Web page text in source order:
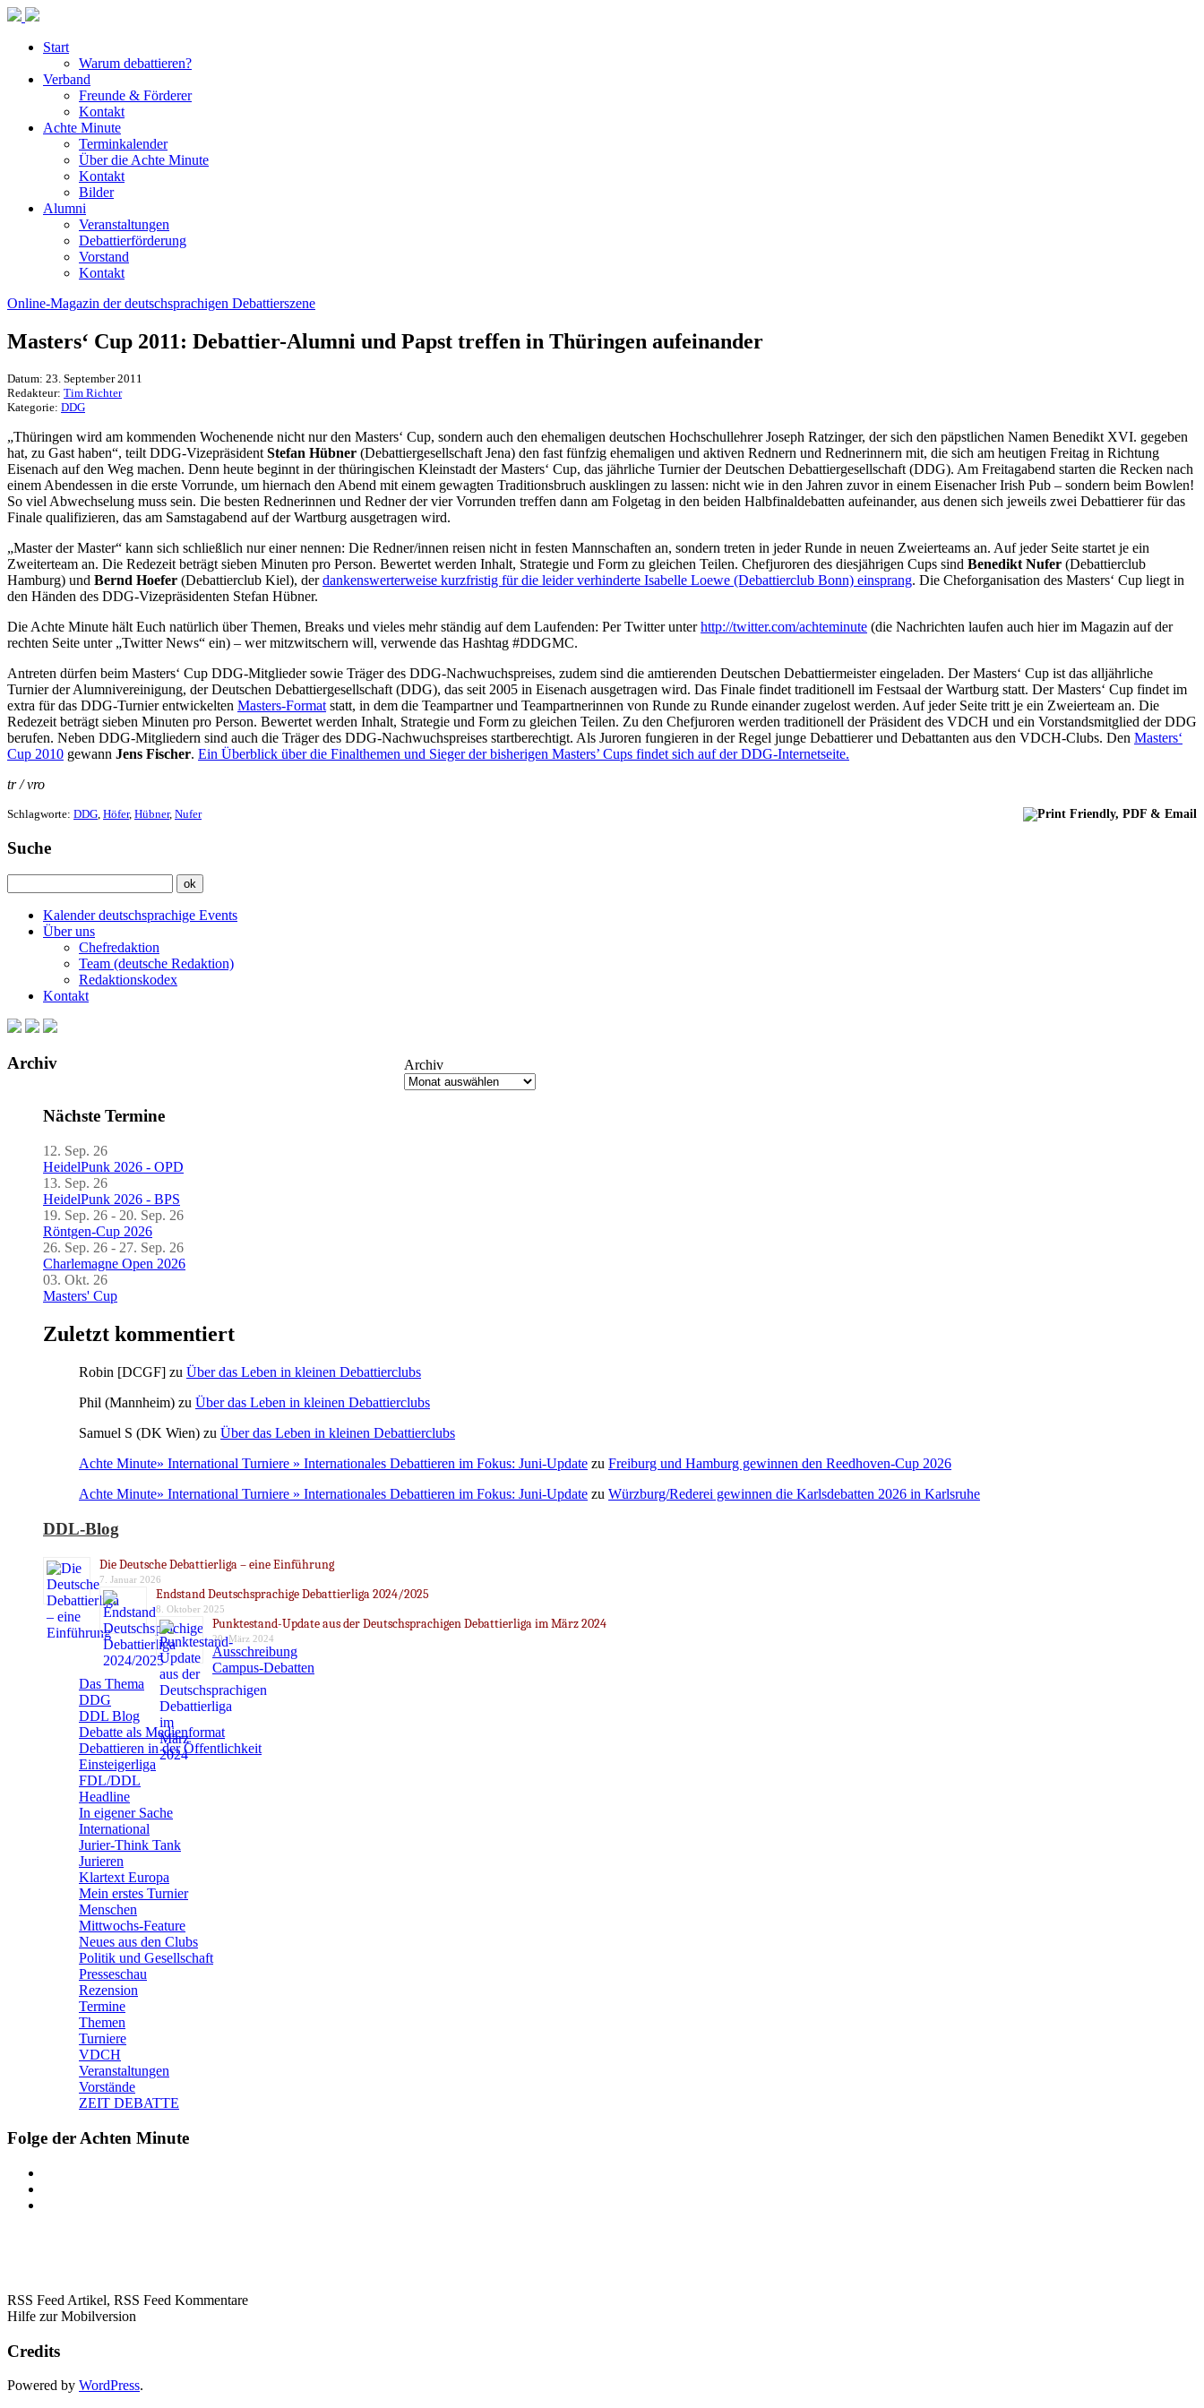
Start
Warum debattieren?
Verband
Freunde & Förderer
Kontakt
Achte Minute
Terminkalender
Über die Achte Minute
Kontakt
Bilder
Alumni
Veranstaltungen
Debattierförderung
Vorstand
Kontakt
Online-Magazin der deutschsprachigen Debattierszene
Masters‘ Cup 2011: Debattier-Alumni und Papst treffen in Thüringen aufeinander
Datum: 23. September 2011
Redakteur: Tim Richter
Kategorie: DDG
„Thüringen wird am kommenden Wochenende nicht nur den Masters‘ Cup, sondern auch den ehemaligen deutschen Hochschullehrer Joseph Ratzinger, der sich den päpstlichen Namen Benedikt XVI. gegeben
hat, zu Gast haben“, teilt DDG-Vizepräsident Stefan Hübner (Debattiergesellschaft Jena) den fast fünfzig ehemaligen und aktiven Rednern und Rednerinnern mit, die sich am heutigen Freitag in Richtung
Eisenach auf den Weg machen. Denn heute beginnt in der thüringischen Kleinstadt der Masters‘ Cup, das jährliche Turnier der Deutschen Debattiergesellschaft (DDG). Am Freitagabend starten die Recken nach
einem Abendessen in die erste Vorrunde, um hiernach den Abend mit einem gewagten Traditionsbruch ausklingen zu lassen: nicht wie in den Jahren zuvor in einem Eisenacher Irish Pub – sondern beim Bowlen!
So viel Abwechselung muss sein. Die besten Rednerinnen und Redner der vier Vorrunden treffen dann am Folgetag in den beiden Halbfinaldebatten aufeinander, aus denen sich jeweils zwei Debattierer für das
Finale qualifizieren, das am Samstagabend auf der Wartburg ausgetragen wird.
„Master der Master“ kann sich schließlich nur einer nennen: Die Redner/innen reisen nicht in festen Mannschaften an, sondern treten in jeder Runde in neuen Zweierteams an. Auf jeder Seite startet je ein
Zweiterteam an. Die Redezeit beträgt sieben Minuten pro Person. Bewertet werden Inhalt, Strategie und Form zu gleichen Teilen. Chefjuroren des diesjährigen Cups sind Benedikt Nufer (Debattierclub
Hamburg) und Bernd Hoefer (Debattierclub Kiel), derdankenswerterweise kurzfristig für die leider verhinderte Isabelle Loewe (Debattierclub Bonn) einsprang. Die Cheforganisation des Masters‘ Cup liegt in
den Händen des DDG-Vizepräsidenten Stefan Hübner.
Die Achte Minute hält Euch natürlich über Themen, Breaks und vieles mehr ständig auf dem Laufenden: Per Twitter unterhttp://twitter.com/achteminute (die Nachrichten laufen auch hier im Magazin auf der
rechten Seite unter „Twitter News“ ein) – wer mitzwitschern will, verwende das Hashtag #DDGMC.
Antreten dürfen beim Masters‘ Cup DDG-Mitglieder sowie Träger des DDG-Nachwuchspreises, zudem sind die amtierenden Deutschen Debattiermeister eingeladen. Der Masters‘ Cup ist das alljährliche
Turnier der Alumnivereinigung, der Deutschen Debattiergesellschaft (DDG), das seit 2005 in Eisenach ausgetragen wird. Das Finale findet traditionell im Festsaal der Wartburg statt. Der Masters‘ Cup findet im
extra für das DDG-Turnier entwickelten Masters-Format statt, in dem die Teampartner und Teampartnerinnen von Runde zu Runde einander zugelost werden. Auf jeder Seite tritt je ein Zweierteam an. Die
Redezeit beträgt sieben Minuten pro Person. Bewertet werden Inhalt, Strategie und Form zu gleichen Teilen. Zu den Chefjuroren werden traditionell der Präsident des VDCH und ein Vorstandsmitglied der DDG
berufen. Neben DDG-Mitgliedern sind auch die Träger des DDG-Nachwuchspreises startberechtigt. Als Juroren fungieren in der Regel junge Debattierer und Debattanten aus den VDCH-Clubs. Den Masters‘
Cup 2010 gewann Jens Fischer. Ein Überblick über die Finalthemen und Sieger der bisherigen Masters’ Cups findet sich auf der DDG-Internetseite.
tr / vro
Schlagworte: DDG Höfer, Hübner, Nufer
Suche
Kalender deutschsprachige Events
Über uns
Chefredaktion
Team (deutsche Redaktion)
Redaktionskodex
Kontakt
Archiv Archiv
Nächste Termine
12. Sep. 26
HeidelPunk 2026 - OPD
13. Sep. 26
HeidelPunk 2026 - BPS
19. Sep. 26 - 20. Sep. 26
Röntgen-Cup 2026
26. Sep. 26 - 27. Sep. 26
Charlemagne Open 2026
03. Okt. 26
Masters' Cup
Zuletzt kommentiert
Robin [DCGF] zu Über das Leben in kleinen Debattierclubs
Phil (Mannheim) zu Über das Leben in kleinen Debattierclubs
Samuel S (DK Wien) zu Über das Leben in kleinen Debattierclubs
Achte Minute» International Turniere » Internationales Debattieren im Fokus: Juni-Update zu Freiburg und Hamburg gewinnen den Reedhoven-Cup 2026
Achte Minute» International Turniere » Internationales Debattieren im Fokus: Juni-Update zu Würzburg/Rederei gewinnen die Karlsdebatten 2026 in Karlsruhe
DDL-Blog
Die Deutsche Debattierliga – eine Einführung
7. Januar 2026
Endstand Deutschsprachige Debattierliga 2024/2025
8. Oktober 2025
Punktestand-Update aus der Deutschsprachigen Debattierliga im März 2024
20. März 2024
Ausschreibung
Campus-Debatten
Das Thema
DDG
DDL Blog
Debatte als Medienformat
Debattieren in der Öffentlichkeit
Einsteigerliga
FDL/DDL
Headline
In eigener Sache
International
Jurier-Think Tank
Jurieren
Klartext Europa
Mein erstes Turnier
Menschen
Mittwochs-Feature
Neues aus den Clubs
Politik und Gesellschaft
Presseschau
Rezension
Termine
Themen
Turniere
VDCH
Veranstaltungen
Vorstände
ZEIT DEBATTE
Folge der Achten Minute
RSS Feed Artikel, RSS Feed Kommentare
Hilfe zur Mobilversion
Credits
Powered by WordPress.